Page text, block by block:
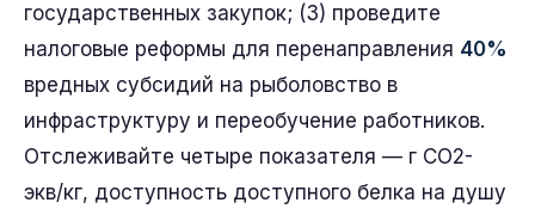
государственных закупок; (3) проведите
налоговые реформы для перенаправления 40%
вредных субсидий на рыболовство в
инфраструктуру и переобучение работников.
Отслеживайте четыре показателя — г CO2-
экв/кг, доступность доступного белка на душу